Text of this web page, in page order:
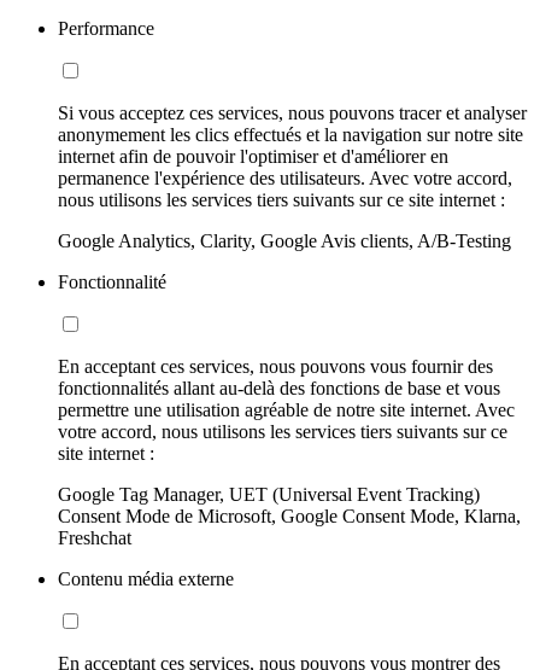
Performance
Si vous acceptez ces services, nous pouvons tracer et analyser
anonymement les clics effectués et la navigation sur notre site
internet afin de pouvoir l'optimiser et d'améliorer en
permanence l'expérience des utilisateurs. Avec votre accord,
nous utilisons les services tiers suivants sur ce site internet :
Google Analytics, Clarity, Google Avis clients, A/B-Testing
Fonctionnalité
En acceptant ces services, nous pouvons vous fournir des
fonctionnalités allant au-delà des fonctions de base et vous
permettre une utilisation agréable de notre site internet. Avec
votre accord, nous utilisons les services tiers suivants sur ce
site internet :
Google Tag Manager, UET (Universal Event Tracking)
Consent Mode de Microsoft, Google Consent Mode, Klarna,
Freshchat
Contenu média externe
En acceptant ces services, nous pouvons vous montrer des